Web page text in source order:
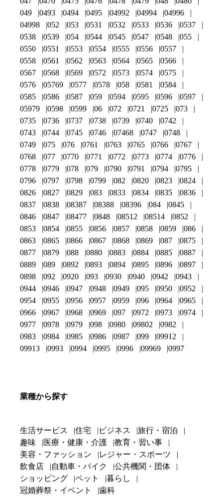
049
0493 0494 0495 04992 04994
04996
04998
052 053 0531 0532 0533 0536
0537
0538
0539 054 0544 0545 0547 0548
055
0550
0551 0553 0554 0555 0556
0557
0558
0561 0562 0563 0564 0565
0566
0567
0568 0569 0572 0573 0574
0575
0576
05769 0577 0578 058 0581
0584
0585
0586 0587 059 0594 0595 0596
0597
05979
0598 0599 06 072 0721 0725
073
0735
0736 0737 0738 0739 0740
0742
0743
0744 0745 0746 07468 0747
0748
0749
075 076 0761 0763 0765 0766
0767
0768
077 0770 0771 0772 0773 0774
0776
0778
0779 078 079 0790 0791 0794
0795
0796
0797 0798 0799 082 0820 0823
0824
0826
0827 0829 083 0833 0834 0835
0836
0837
0838 08387 08388 08396 084
0845
0846
0847 08477 0848 08512 08514
0852
0853
0854 0855 0856 0857 0858 0859
086
0863
0865 0866 0867 0868 0869 087
0875
0877
0879 088 0880 0883 0884 0885
0887
0889
089 0892 0893 0894 0895 0896
0897
0898
092 0920 093 0930 0940 0942
0943
0944
0946 0947 0948 0949 095 0950
0952
0954
0955 0956 0957 0959 096 0964
0965
0966
0967 0968 0969 097 0972 0973
0974
0977
0978 0979 098 0980 09802
0982
0983
0984 0985 0986 0987 099
09912
09913
0993 0994 0995 0996 09969 0997
業種から探す
生活サービス 住宅 ビジネス
旅行・宿泊
趣味
医療・健康・介護
教育・習い事
美容・ファッション
レジャー・スポーツ
飲食店
自動車・バイク
公共機関・団体
ショッピング
ペット
暮らし
冠婚葬祭・イベント
歯科